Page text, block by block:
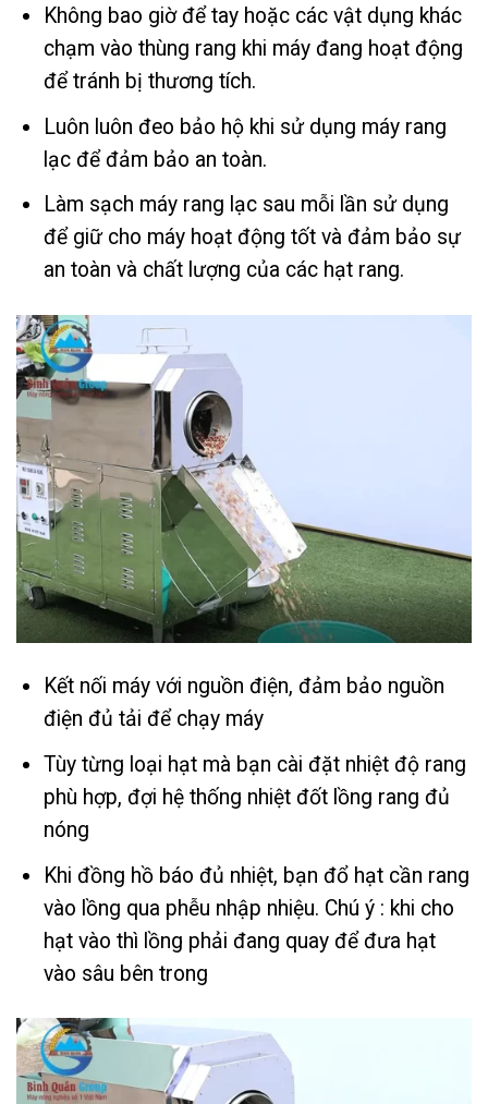
Không bao giờ để tay hoặc các vật dụng khác
chạm vào thùng rang khi máy đang hoạt động
để tránh bị thương tích.
Luôn luôn đeo bảo hộ khi sử dụng máy rang
lạc để đảm bảo an toàn.
Làm sạch máy rang lạc sau mỗi lần sử dụng
để giữ cho máy hoạt động tốt và đảm bảo sự
an toàn và chất lượng của các hạt rang.
Kết nối máy với nguồn điện, đảm bảo nguồn
điện đủ tải để chạy máy
Tùy từng loại hạt mà bạn cài đặt nhiệt độ rang
phù hợp, đợi hệ thống nhiệt đốt lồng rang đủ
nóng
Khi đồng hồ báo đủ nhiệt, bạn đổ hạt cần rang
vào lồng qua phễu nhập nhiệu. Chú ý : khi cho
hạt vào thì lồng phải đang quay để đưa hạt
vào sâu bên trong